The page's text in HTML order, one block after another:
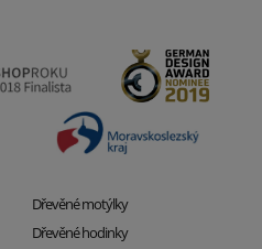
Dřevěné motýlky
Dřevěné hodinky